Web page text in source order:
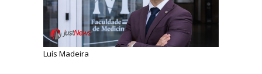
Luís Madeira